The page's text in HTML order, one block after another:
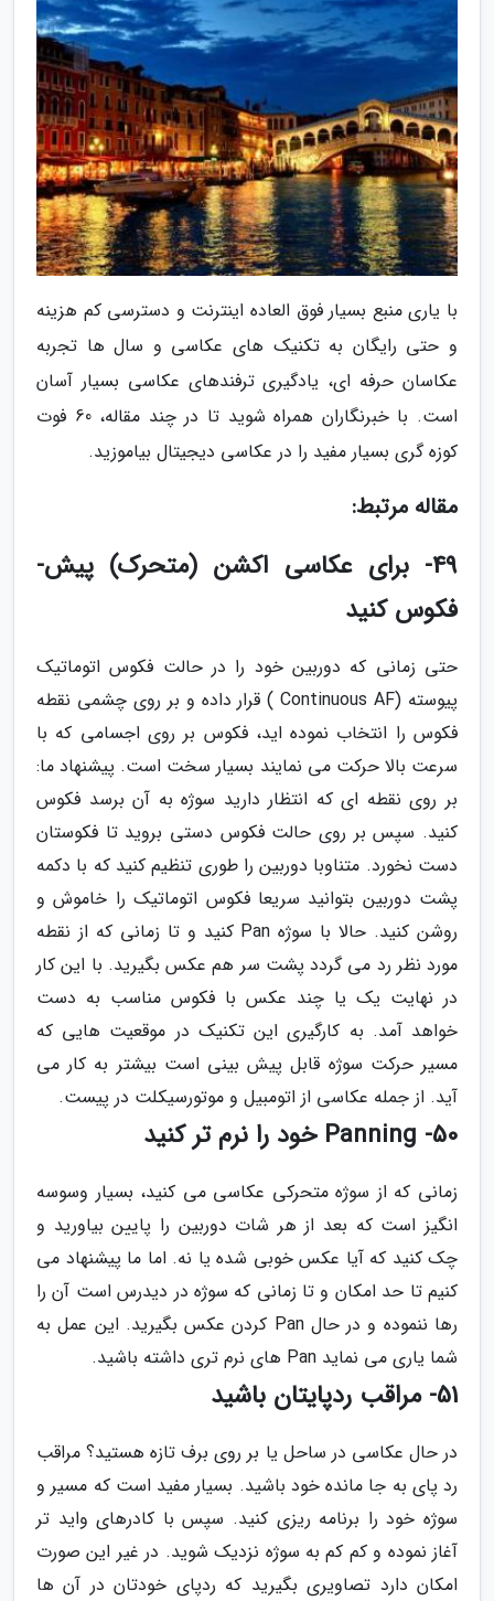
با یاری منبع بسیار فوق العاده اینترنت و دسترسی کم هزینه
و حتی رایگان به تکنیک های عکاسی و سال ها تجربه
عکاسان حرفه ای، یادگیری ترفندهای عکاسی بسیار آسان
است. با خبرنگاران همراه شوید تا در چند مقاله، 60 فوت
کوزه گری بسیار مفید را در عکاسی دیجیتال بیاموزید.
مقاله مرتبط:
49- برای عکاسی اکشن (متحرک) پیش-
فکوس کنید
حتی زمانی که دوربین خود را در حالت فکوس اتوماتیک
پیوسته (Continuous AF ) قرار داده و بر روی چشمی نقطه
فکوس را انتخاب نموده اید، فکوس بر روی اجسامی که با
سرعت بالا حرکت می نمایند بسیار سخت است. پیشنهاد ما:
بر روی نقطه ای که انتظار دارید سوژه به آن برسد فکوس
کنید. سپس بر روی حالت فکوس دستی بروید تا فکوستان
دست نخورد. متناوبا دوربین را طوری تنظیم کنید که با دکمه
پشت دوربین بتوانید سریعا فکوس اتوماتیک را خاموش و
روشن کنید. حالا با سوژه Pan کنید و تا زمانی که از نقطه
مورد نظر رد می گردد پشت سر هم عکس بگیرید. با این کار
در نهایت یک یا چند عکس با فکوس مناسب به دست
خواهد آمد. به کارگیری این تکنیک در موقعیت هایی که
مسیر حرکت سوژه قابل پیش بینی است بیشتر به کار می
آید. از جمله عکاسی از اتومبیل و موتورسیکلت در پیست.
50- Panning خود را نرم تر کنید
زمانی که از سوژه متحرکی عکاسی می کنید، بسیار وسوسه
انگیز است که بعد از هر شات دوربین را پایین بیاورید و
چک کنید که آیا عکس خوبی شده یا نه. اما ما پیشنهاد می
کنیم تا حد امکان و تا زمانی که سوژه در دیدرس است آن را
رها ننموده و در حال Pan کردن عکس بگیرید. این عمل به
شما یاری می نماید Pan های نرم تری داشته باشید.
51- مراقب ردپایتان باشید
در حال عکاسی در ساحل یا بر روی برف تازه هستید؟ مراقب
رد پای به جا مانده خود باشید. بسیار مفید است که مسیر و
سوژه خود را برنامه ریزی کنید. سپس با کادرهای واید تر
آغاز نموده و کم کم به سوژه نزدیک شوید. در غیر این صورت
امکان دارد تصاویری بگیرید که ردپای خودتان در آن ها